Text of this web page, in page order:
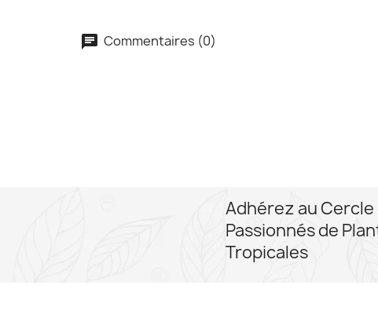
Commentaires (0)
Adhérez au Cercle
Passionnés de
Tropicales